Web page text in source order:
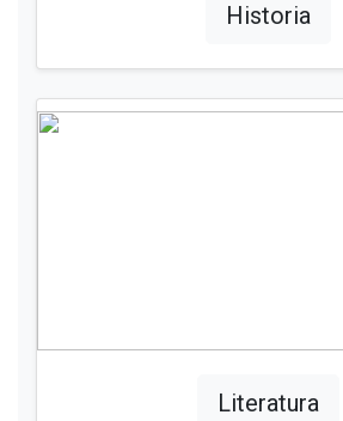
Historia
Literatura